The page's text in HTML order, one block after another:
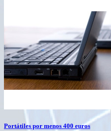
Portátiles por menos 400 euros